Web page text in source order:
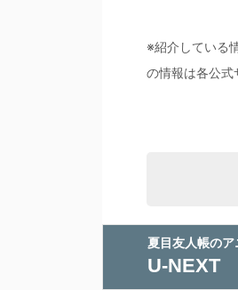
※紹介している
の情報は各公式
夏目友人帳の
U-NEXT